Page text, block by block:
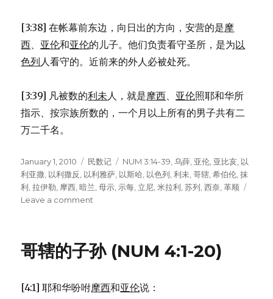
[3:38] 在帐幕前东边，向日出的方向，安营的是摩
西、 亚伦和亚伦的儿子。他们负责看守圣所，是为以
色列人看守的。近前来的外人必被处死。
[3:39] 凡被数的利未人，就是摩西、 亚伦照耶和华所
指示、按宗族所数的，一个月以上所有的男子共有二
万二千名。
Posted
on
January 1, 2010 Categories
民数记 Tags
NUM 3:14-39 ,乌薛 亚伦 亚比亥 以
利亚撒 以利撒反 以利雅萨 以斯哈 以色列 ,利未 ,哥辖 ,希伯伦 ,抹
利 ,拉伊勒 摩西 ,暗兰 ,母示 示每 立尼 ,米拉利 ,苏列 ,西奈 ,革顺
Leave a comment
的
调
哥辖的子孙 (NUM 4:1-20)
[4:1] 耶和华吩咐摩西和亚伦说：